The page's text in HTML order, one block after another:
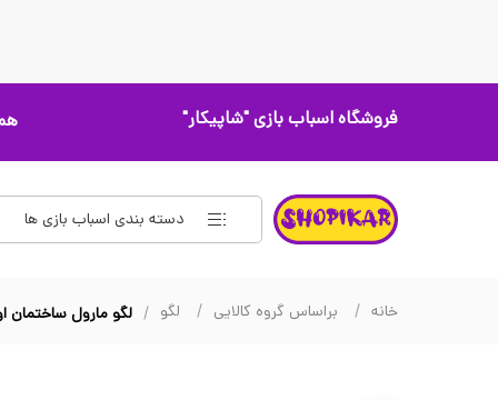
فروشگاه اسباب بازی"شاپیکار"
دسته بندی اسباب بازی ها
خانه براساس گروه کالایی لگو لگو مارول ساختمان